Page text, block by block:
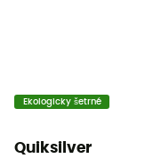
Ekologicky šetrné
Quiksilver